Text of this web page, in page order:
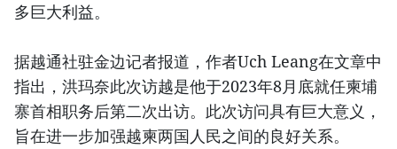
多巨大利益。
据越通社驻金边记者报道，作者Uch Leang在文章中
指出，洪玛奈此次访越是他于2023年8月底就任柬埔
寨首相职务后第二次出访。此次访问具有巨大意义，
旨在进一步加强越柬两国人民之间的良好关系。